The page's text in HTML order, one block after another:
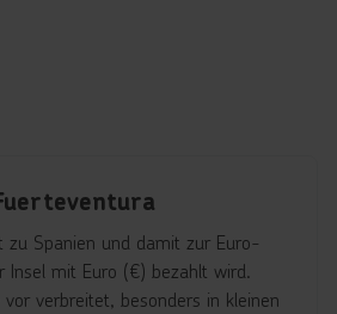
zu Spanien und damit zur Euro-
Insel mit Euro (€) bezahlt wird.
verbreitet, besonders in kleinen